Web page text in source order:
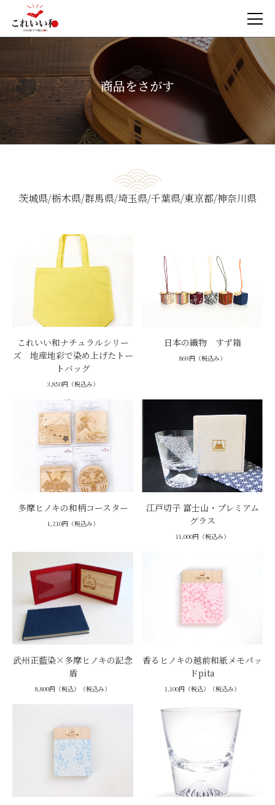
商品をさがす
茨城県 栃木県 群馬県 埼玉県 千葉県 東京都 神奈川県
これいい和ナチュラルシリー
ズ 地産地彩で染め上げたトー
トバッグ
3,850円（税込み）
日本の織物 すず箱
869円（税込み）
多摩ヒノキの和柄コースター
1,210円（税込み）
江戸切子 富士山・プレミアム
グラス
11,000円（税込み）
武州正藍染×多摩ヒノキの記念
盾
8,800円（税込）（税込み）
香るヒノキの越前和紙メモパッ
ドpita
1,100円（税込）（税込み）